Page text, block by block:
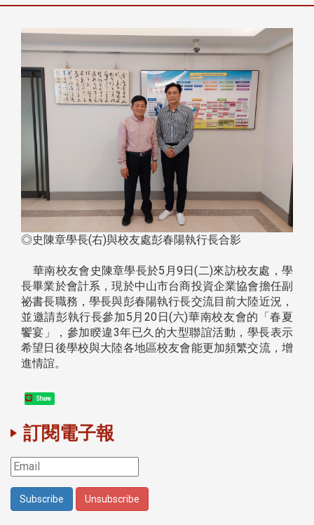
◎史陳章學長(右)與校友處彭春陽執行長合影
華南校友會史陳章學長於5月9日(二)來訪校友處，學
長畢業於會計系，現於中山市台商投資企業協會擔任副
祕書長職務，學長與彭春陽執行長交流目前大陸近況，
並邀請彭執行長參加5月20日(六)華南校友會的「春夏
饗宴」，參加睽違3年已久的大型聯誼活動，學長表示
希望日後學校與大陸各地區校友會能更加頻繁交流，增
進情誼。
Share
訂閱電子報